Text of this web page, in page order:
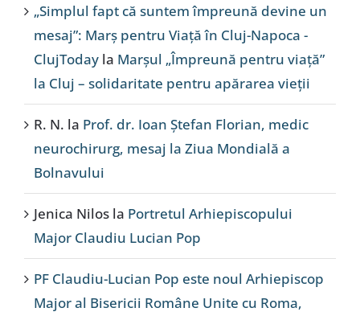
„Simplul fapt că suntem împreună devine un
mesaj”: Marș pentru Viață în Cluj-Napoca -
ClujToday la Marșul „Împreună pentru viață”
la Cluj – solidaritate pentru apărarea vieții
R. N. la Prof. dr. Ioan Ștefan Florian, medic
neurochirurg, mesaj la Ziua Mondială a
Bolnavului
Jenica Nilos la Portretul Arhiepiscopului
Major Claudiu Lucian Pop
PF Claudiu-Lucian Pop este noul Arhiepiscop
Major al Bisericii Române Unite cu Roma,